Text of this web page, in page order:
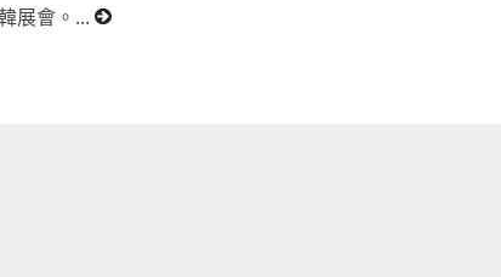
展會。...